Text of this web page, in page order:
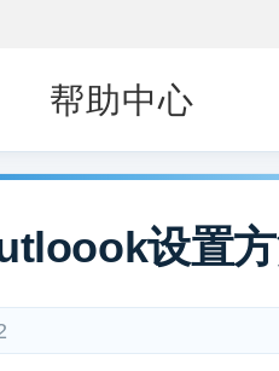
帮助中心
设置